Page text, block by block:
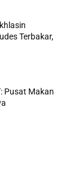
Terbakar,
Pusat Makan